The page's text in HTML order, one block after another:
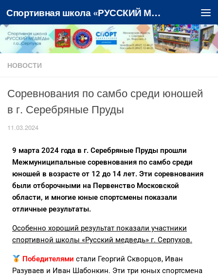
Перейти к содержимому Спортивная школа «РУССКИЙ МЕДВЕДЬ»
НОВОСТИ
Соревнования по самбо среди юношей
в г. Серебряные Пруды
11.03.2024
9 марта 2024 года в г. Серебряные Пруды прошли
Межмуниципальные соревнования по самбо среди
юношей в возрасте от 12 до 14 лет. Эти соревнования
были отборочными на Первенство Московской
области, и многие юные спортсмены показали
отличные результаты.
Особенно хороший результат показали участники
спортивной школы «Русский медведь» г. Серпухов.
Победителями стали Георгий Скворцов, Иван
Разуваев и Иван Шабонкин. Эти три юных спортсмена